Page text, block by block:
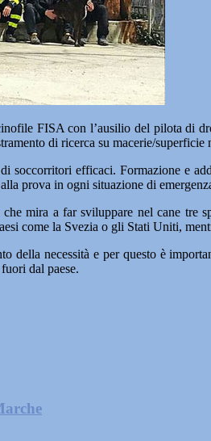
FISA con l’ausilio del pilota di
di ricerca su macerie/
soccorritori efficaci. Formazione e
prova in ogni situazione di
mira a far sviluppare nel cane tre
come la Svezia o gli Stati Uniti,
della necessità e per questo è
dal paese.